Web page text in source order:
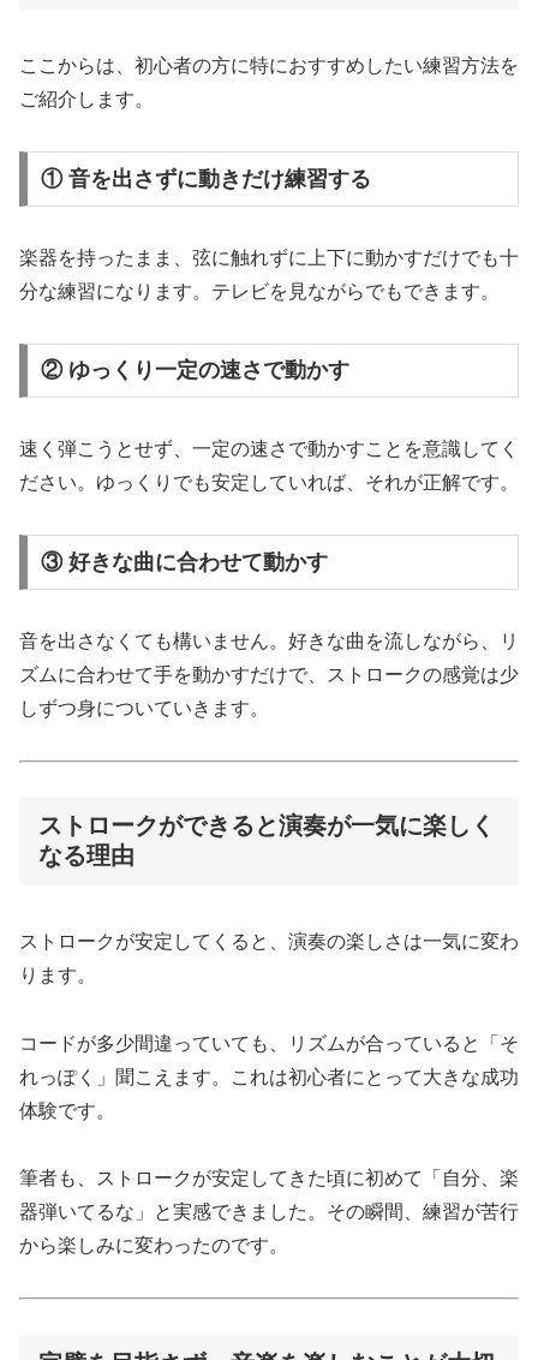
ここからは、初心者の方に特におすすめしたい練習方法を
ご紹介します。
① 音を出さずに動きだけ練習する
楽器を持ったまま、弦に触れずに上下に動かすだけでも十
分な練習になります。テレビを見ながらでもできます。
② ゆっくり一定の速さで動かす
速く弾こうとせず、一定の速さで動かすことを意識してく
ださい。ゆっくりでも安定していれば、それが正解です。
③ 好きな曲に合わせて動かす
音を出さなくても構いません。好きな曲を流しながら、リ
ズムに合わせて手を動かすだけで、ストロークの感覚は少
しずつ身についていきます。
ストロークができると演奏が一気に楽しく
なる理由
ストロークが安定してくると、演奏の楽しさは一気に変わ
ります。
コードが多少間違っていても、リズムが合っていると「そ
れっぽく」聞こえます。これは初心者にとって大きな成功
体験です。
筆者も、ストロークが安定してきた頃に初めて「自分、楽
器弾いてるな」と実感できました。その瞬間、練習が苦行
から楽しみに変わったのです。